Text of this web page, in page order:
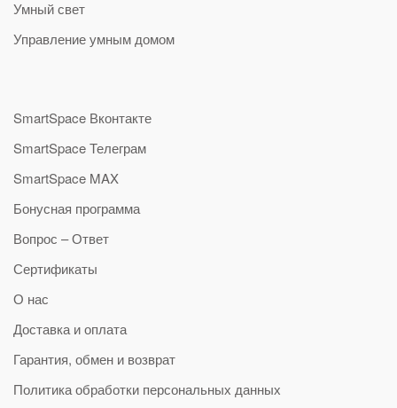
Умный свет
Управление умным домом
SmartSpace Вконтакте
SmartSpace Телеграм
SmartSpace MAX
Бонусная программа
Вопрос – Ответ
Сертификаты
О нас
Доставка и оплата
Гарантия, обмен и возврат
Политика обработки персональных данных